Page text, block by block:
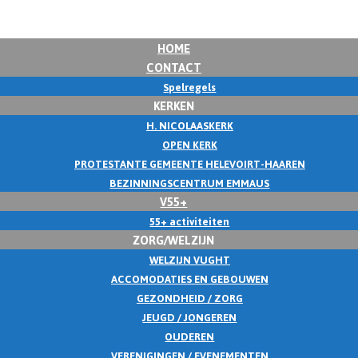
HOME
CONTACT
Spelregels
KERKEN
H. NICOLAASKERK
OPEN KERK
PROTESTANTE GEMEENTE HELEVOIRT-HAAREN
BEZINNINGSCENTRUM EMMAUS
V55+
55+ activiteiten
ZORG/WELZIJN
WELZIJN VUGHT
ACCOMODATIES EN GEBOUWEN
GEZONDHEID / ZORG
JEUGD / JONGEREN
OUDEREN